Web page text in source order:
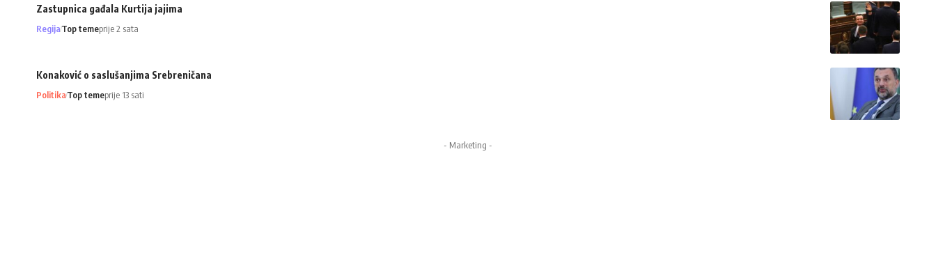
Zastupnica gađala Kurtija jajima
RegijaTop temeprije 2 sata
Konaković o saslušanjima Srebreničana
PolitikaTop temeprije 13 sati
- Marketing -